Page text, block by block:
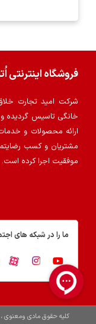
فروشگاه اینترنتی
شرکت امید تجارت
خانگی تاسیس گردیده و
ارائه محصولات و
مشتریان و کسب
موفقیت اجرا کرده است.
ما را در شبکه های
کلیه حقوق مادی ومعنوی ،